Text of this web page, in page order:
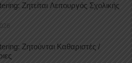
Ζητείται Λειτουργός Σχολικής
Ζητούνται Καθαριστές /